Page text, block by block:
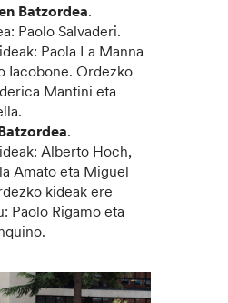
Batzordea.
Paolo Salvaderi.
Paola La Manna
Iacobone. Ordezko
Mantini eta
.
Alberto Hoch,
Amato eta Miguel
kideak ere
Paolo Rigamo eta